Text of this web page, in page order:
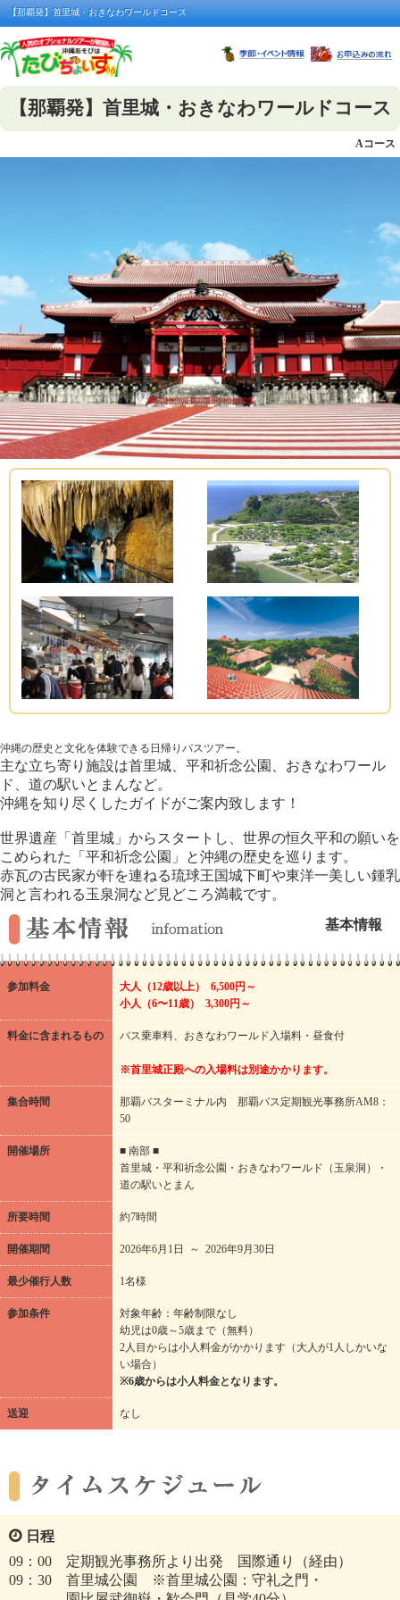
【那覇発】首里城・おきなわワールドコース
【那覇発】首里城・おきなわワールドコース
Aコース
沖縄の歴史と文化を体験できる日帰りバスツアー。
主な立ち寄り施設は首里城、平和祈念公園、おきなわワール
ド、道の駅いとまんなど。
沖縄を知り尽くしたガイドがご案内致します！
世界遺産「首里城」からスタートし、世界の恒久平和の願いを
こめられた「平和祈念公園」と沖縄の歴史を巡ります。
赤瓦の古民家が軒を連ねる琉球王国城下町や東洋一美しい鍾乳
洞と言われる玉泉洞など見どころ満載です。
基本情報
参加料金
大人（12歳以上） 6,500円～
小人（6〜11歳） 3,300円～
料金に含まれるもの バス乗車料、おきなわワールド入場料・昼食付
※首里城正殿への入場料は別途かかります。
集合時間
那覇バスターミナル内 那覇バス定期観光事務所AM8：
50
開催場所
■ 南部 ■
首里城・平和祈念公園・おきなわワールド（玉泉洞）・
道の駅いとまん
所要時間 約7時間
開催期間 2026年6月1日 ～ 2026年9月30日
最少催行人数 1名様
参加条件
対象年齢：年齢制限なし
幼児は0歳～5歳まで（無料）
2人目からは小人料金がかかります（大人が1人しかいな
い場合）
※6歳からは小人料金となります。
送迎 なし
日程
09：00 定期観光事務所より出発 国際通り（経由）
09：30 首里城公園 ※首里城公園：守礼之門・